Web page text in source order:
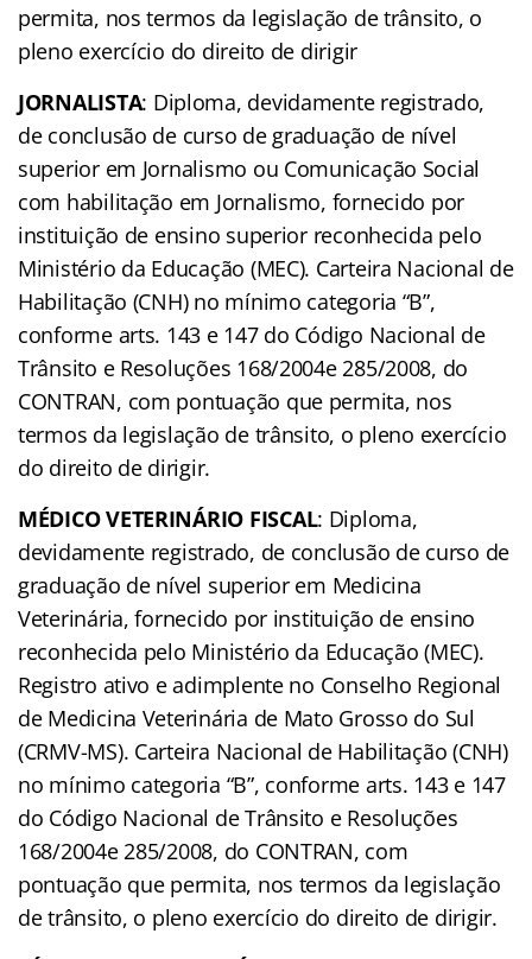
permita, nos termos da legislação de trânsito, o
pleno exercício do direito de dirigir
JORNALISTA: Diploma, devidamente registrado,
de conclusão de curso de graduação de nível
superior em Jornalismo ou Comunicação Social
com habilitação em Jornalismo, fornecido por
instituição de ensino superior reconhecida pelo
Ministério da Educação (MEC). Carteira Nacional de
Habilitação (CNH) no mínimo categoria “B”,
conforme arts. 143 e 147 do Código Nacional de
Trânsito e Resoluções 168/2004e 285/2008, do
CONTRAN, com pontuação que permita, nos
termos da legislação de trânsito, o pleno exercício
do direito de dirigir.
MÉDICO VETERINÁRIO FISCAL: Diploma,
devidamente registrado, de conclusão de curso de
graduação de nível superior em Medicina
Veterinária, fornecido por instituição de ensino
reconhecida pelo Ministério da Educação (MEC).
Registro ativo e adimplente no Conselho Regional
de Medicina Veterinária de Mato Grosso do Sul
(CRMV-MS). Carteira Nacional de Habilitação (CNH)
no mínimo categoria “B”, conforme arts. 143 e 147
do Código Nacional de Trânsito e Resoluções
168/2004e 285/2008, do CONTRAN, com
pontuação que permita, nos termos da legislação
de trânsito, o pleno exercício do direito de dirigir.